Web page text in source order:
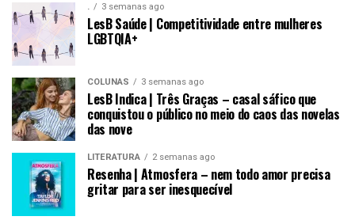
. 3 semanas ago
LesB Saúde | Competitividade entre mulheres
LGBTQIA+
COLUNAS 3 semanas ago
LesB Indica | Três Graças – casal sáfico que
conquistou o público no meio do caos das novelas
das nove
LITERATURA 2 semanas ago
Resenha | Atmosfera – nem todo amor precisa
gritar para ser inesquecível